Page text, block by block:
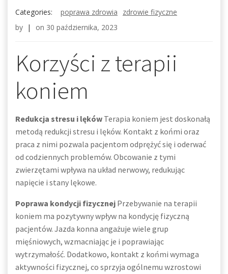
Categories: poprawa zdrowia
zdrowie fizyczne
by | on 30 października, 2023
Korzyści z terapii
koniem
Redukcja stresu i lęków Terapia koniem jest doskonałą
metodą redukcji stresu i lęków. Kontakt z końmi oraz
praca z nimi pozwala pacjentom odprężyć się i oderwać
od codziennych problemów. Obcowanie z tymi
zwierzętami wpływa na układ nerwowy, redukując
napięcie i stany lękowe.
Poprawa kondycji fizycznej Przebywanie na terapii
koniem ma pozytywny wpływ na kondycję fizyczną
pacjentów. Jazda konna angażuje wiele grup
mięśniowych, wzmacniając je i poprawiając
wytrzymałość. Dodatkowo, kontakt z końmi wymaga
aktywności fizycznej, co sprzyja ogólnemu wzrostowi